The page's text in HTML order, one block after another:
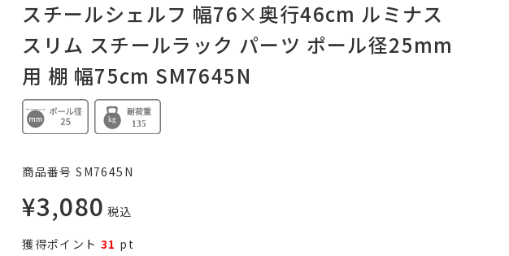
スチールシェルフ 幅76×奥行46cm ルミナス
スリム スチールラック パーツ ポール径25mm
用 棚 幅75cm SM7645N
商品番号 SM7645N
¥3,080 税込
獲得ポイント 31 pt